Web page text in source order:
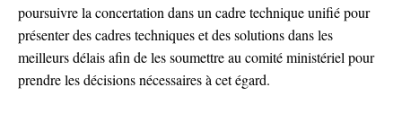
poursuivre la concertation dans un cadre technique unifié pour
présenter des cadres techniques et des solutions dans les
meilleurs délais afin de les soumettre au comité ministériel pour
prendre les décisions nécessaires à cet égard.